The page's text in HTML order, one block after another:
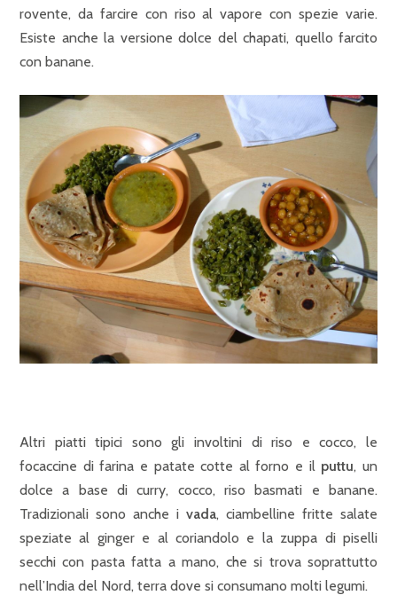
rovente, da farcire con riso al vapore con spezie varie.
Esiste anche la versione dolce del chapati, quello farcito
con banane.
Altri piatti tipici sono gli involtini di riso e cocco, le
focaccine di farina e patate cotte al forno e il puttu, un
dolce a base di curry, cocco, riso basmati e banane.
Tradizionali sono anche i vada, ciambelline fritte salate
speziate al ginger e al coriandolo e la zuppa di piselli
secchi con pasta fatta a mano, che si trova soprattutto
nell’India del Nord, terra dove si consumano molti legumi.